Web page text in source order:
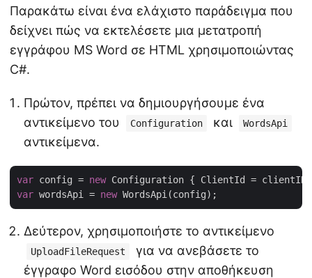
Παρακάτω είναι ένα ελάχιστο παράδειγμα που
δείχνει πώς να εκτελέσετε μια μετατροπή
εγγράφου MS Word σε HTML χρησιμοποιώντας
C#.
Πρώτον, πρέπει να δημιουργήσουμε ένα
αντικείμενο του
Configuration και WordsApi
αντικείμενα.
var config = new
var wordsApi = new
Δεύτερον, χρησιμοποιήστε το αντικείμενο
UploadFileRequest
για να ανεβάσετε το
έγγραφο Word εισόδου στην αποθήκευση